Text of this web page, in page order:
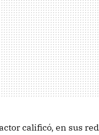
calificó, en sus